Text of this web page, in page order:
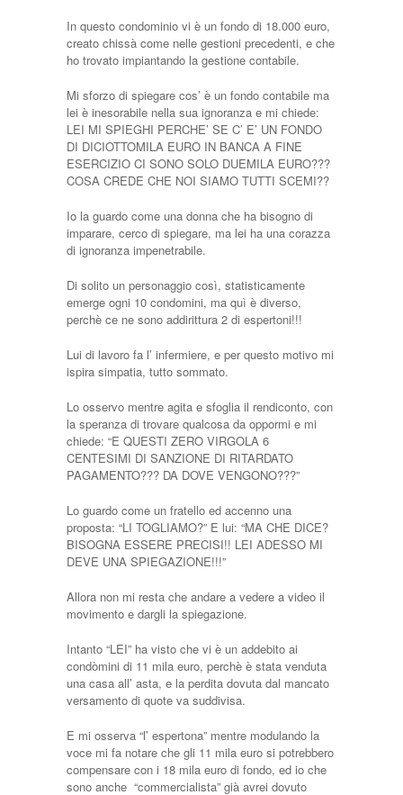
In questo condominio vi è un fondo di 18.000 euro,
creato chissà come nelle gestioni precedenti, e che
ho trovato impiantando la gestione contabile.
Mi sforzo di spiegare cos’ è un fondo contabile ma
lei è inesorabile nella sua ignoranza e mi chiede:
LEI MI SPIEGHI PERCHE’ SE C’ E’ UN FONDO
DI DICIOTTOMILA EURO IN BANCA A FINE
ESERCIZIO CI SONO SOLO DUEMILA EURO???
COSA CREDE CHE NOI SIAMO TUTTI SCEMI??
Io la guardo come una donna che ha bisogno di
imparare, cerco di spiegare, ma lei ha una corazza
di ignoranza impenetrabile.
Di solito un personaggio così, statisticamente
emerge ogni 10 condomini, ma quì è diverso,
perchè ce ne sono addirittura 2 di espertoni!!!
Lui di lavoro fa l’ infermiere, e per questo motivo mi
ispira simpatia, tutto sommato.
Lo osservo mentre agita e sfoglia il rendiconto, con
la speranza di trovare qualcosa da oppormi e mi
chiede: “E QUESTI ZERO VIRGOLA 6
CENTESIMI DI SANZIONE DI RITARDATO
PAGAMENTO??? DA DOVE VENGONO???”
Lo guardo come un fratello ed accenno una
proposta: “LI TOGLIAMO?” E lui: “MA CHE DICE?
BISOGNA ESSERE PRECISI!! LEI ADESSO MI
DEVE UNA SPIEGAZIONE!!!”
Allora non mi resta che andare a vedere a video il
movimento e dargli la spiegazione.
Intanto “LEI” ha visto che vi è un addebito ai
condòmini di 11 mila euro, perchè è stata venduta
una casa all’ asta, e la perdita dovuta dal mancato
versamento di quote va suddivisa.
E mi osserva “l’ espertona” mentre modulando la
voce mi fa notare che gli 11 mila euro si potrebbero
compensare con i 18 mila euro di fondo, ed io che
sono anche “commercialista” già avrei dovuto